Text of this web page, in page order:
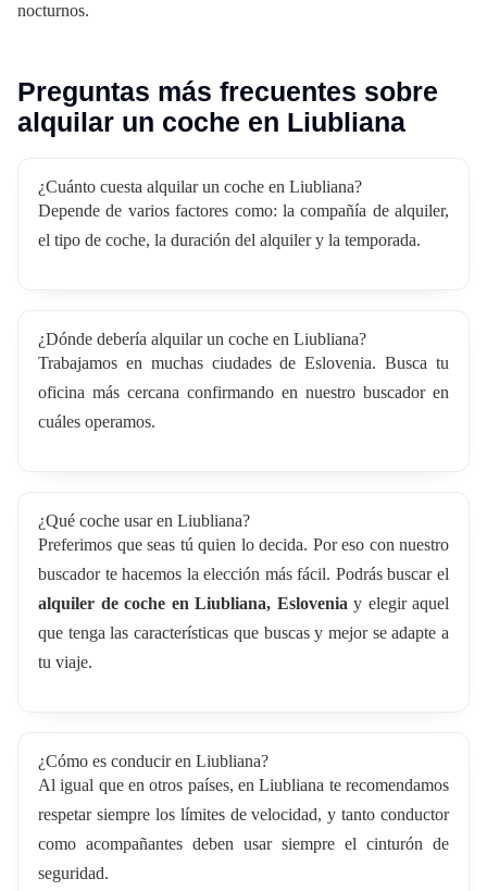
nocturnos.
Preguntas más frecuentes sobre
alquilar un coche en Liubliana
¿Cuánto cuesta alquilar un coche en Liubliana?
Depende de varios factores como: la compañía de alquiler,
el tipo de coche, la duración del alquiler y la temporada.
¿Dónde debería alquilar un coche en Liubliana?
Trabajamos en muchas ciudades de Eslovenia. Busca tu
oficina más cercana confirmando en nuestro buscador en
cuáles operamos.
¿Qué coche usar en Liubliana?
Preferimos que seas tú quien lo decida. Por eso con nuestro
buscador te hacemos la elección más fácil. Podrás buscar el
alquiler de coche en Liubliana, Eslovenia y elegir aquel
que tenga las características que buscas y mejor se adapte a
tu viaje.
¿Cómo es conducir en Liubliana?
Al igual que en otros países, en Liubliana te recomendamos
respetar siempre los límites de velocidad, y tanto conductor
como acompañantes deben usar siempre el cinturón de
seguridad.